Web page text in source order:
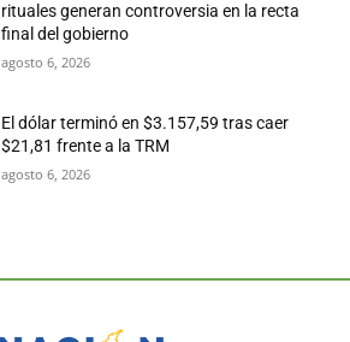
rituales generan controversia en la recta
final del gobierno
agosto 6, 2026
El dólar terminó en $3.157,59 tras caer
$21,81 frente a la TRM
agosto 6, 2026